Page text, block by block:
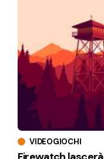
VIDEOGIOCHI